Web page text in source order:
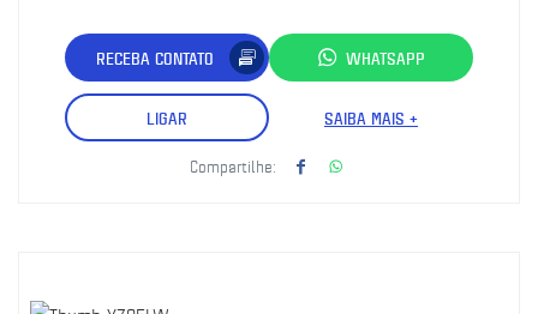
RECEBA CONTATO WHATSAPP
LIGAR SAIBA MAIS +
Compartilhe: